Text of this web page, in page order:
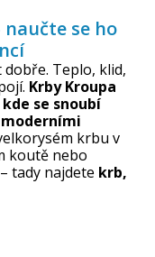
naučte se ho
dobře. Teplo, klid,
Krby Kroupa
se snoubí
krbu v
koutě nebo
tady najdete krb,